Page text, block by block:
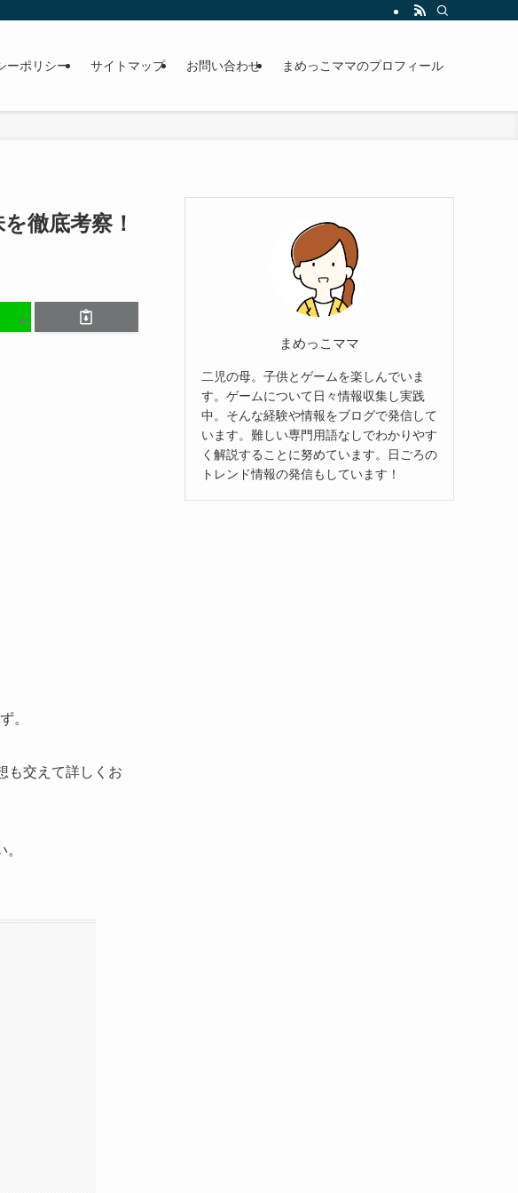
ーポリシー サイトマップ お問い合わせ まめっこママのプロフィール
徹底考察！
。
も交えて詳しくお
まめっこママ
二児の母。子供とゲームを楽しんでいま
す。ゲームについて日々情報収集し実践
中。そんな経験や情報をブログで発信して
います。難しい専門用語なしでわかりやす
く解説することに努めています。日ごろの
トレンド情報の発信もしています！